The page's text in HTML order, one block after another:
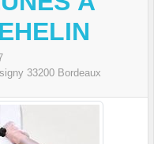
33200 Bordeaux